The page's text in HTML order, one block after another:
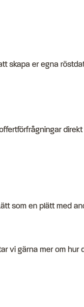
skapa er egna
som en plätt med
vi gärna mer om hur